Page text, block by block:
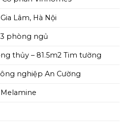
Lâm, Hà Nội
3 phòng ngủ
thủy – 81.5m2 Tim tường
nghiệp An Cường
Melamine